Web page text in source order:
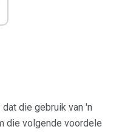
die gebruik van 'n
die volgende voordele